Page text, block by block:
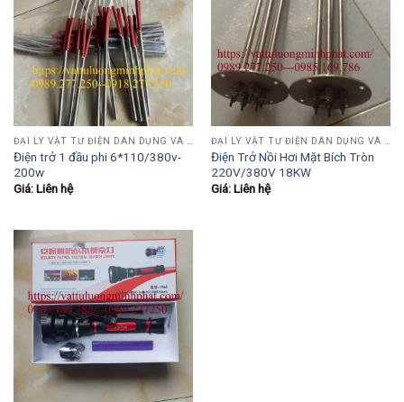
Điện trở 1 đầu phi 6*110/380v-
200w
Giá: Liên hệ
Điện Trở Nồi Hơi Mặt Bích Tròn
220V/380V 18KW
Giá: Liên hệ